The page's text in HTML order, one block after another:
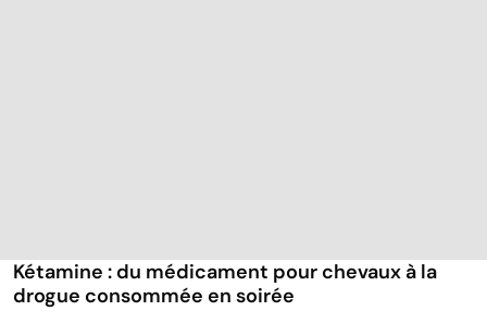
Kétamine : du médicament pour chevaux à la
drogue consommée en soirée